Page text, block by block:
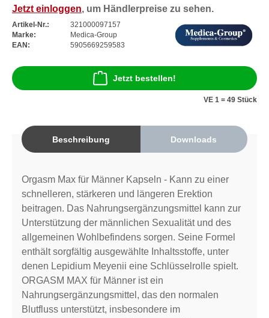
Jetzt einloggen, um Händlerpreise zu sehen.
Artikel-Nr.:
321000097157
Marke:
Medica-Group
EAN:
5905669259583
Jetzt bestellen!
VE 1 = 49 Stück
Beschreibung Downloads
Orgasm Max für Männer Kapseln - Kann zu einer
schnelleren, stärkeren und längeren Erektion
beitragen. Das Nahrungsergänzungsmittel kann zur
Unterstützung der männlichen Sexualität und des
allgemeinen Wohlbefindens sorgen. Seine Formel
enthält sorgfältig ausgewählte Inhaltsstoffe, unter
denen Lepidium Meyenii eine Schlüsselrolle spielt.
ORGASM MAX für Männer ist ein
Nahrungsergänzungsmittel, das den normalen
Blutfluss unterstützt, insbesondere im